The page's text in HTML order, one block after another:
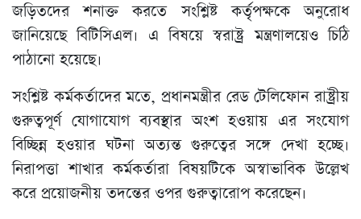
জড়িতদের শনাক্ত করতে সংশ্লিষ্ট কর্তৃপক্ষকে অনুরোধ
জানিয়েছে বিটিসিএল। এ বিষয়ে স্বরাষ্ট্র মন্ত্রণালয়েও চিঠি
পাঠানো হয়েছে।
সংশ্লিষ্ট কর্মকর্তাদের মতে, প্রধানমন্ত্রীর রেড টেলিফোন রাষ্ট্রীয়
গুরুত্বপূর্ণ যোগাযোগ ব্যবস্থার অংশ হওয়ায় এর সংযোগ
বিচ্ছিন্ন হওয়ার ঘটনা অত্যন্ত গুরুত্বের সঙ্গে দেখা হচ্ছে।
নিরাপত্তা শাখার কর্মকর্তারা বিষয়টিকে অস্বাভাবিক উল্লেখ
করে প্রয়োজনীয় তদন্তের ওপর গুরুত্বারোপ করেছেন।